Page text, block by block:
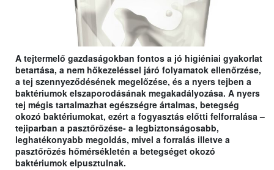
A tejtermelő gazdaságokban fontos a jó higiéniai gyakorlat
betartása, a nem hőkezeléssel járó folyamatok ellenőrzése,
a tej szennyeződésének megelőzése, és a nyers tejben a
baktériumok elszaporodásának megakadályozása. A nyers
tej mégis tartalmazhat egészségre ártalmas, betegség
okozó baktériumokat, ezért a fogyasztás előtti felforralása –
tejiparban a pasztőrözése- a legbiztonságosabb,
leghatékonyabb megoldás, mivel a forralás illetve a
pasztőrözés hőmérsékletén a betegséget okozó
baktériumok elpusztulnak.